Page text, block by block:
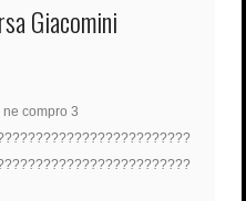
Giacomini
compro 3